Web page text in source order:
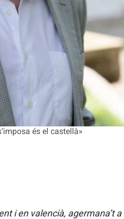
és el castellà»
i en valencià, agermana’t